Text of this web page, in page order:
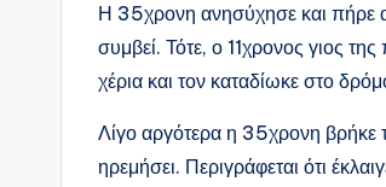
Η 35χρονη ανησύχησε και πήρε
συμβεί. Τότε, ο 11χρονος γιος
χέρια και τον καταδίωκε στο
Λίγο αργότερα η 35χρονη βρήκε
ηρεμήσει. Περιγράφεται ότι